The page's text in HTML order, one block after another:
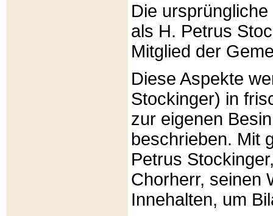
Die
als H. Petrus
Mitglied der
Diese Aspekte
Stockinger) in
zur eigenen
beschrieben. Mit
Petrus
Chorherr, seinen
Innehalten, um